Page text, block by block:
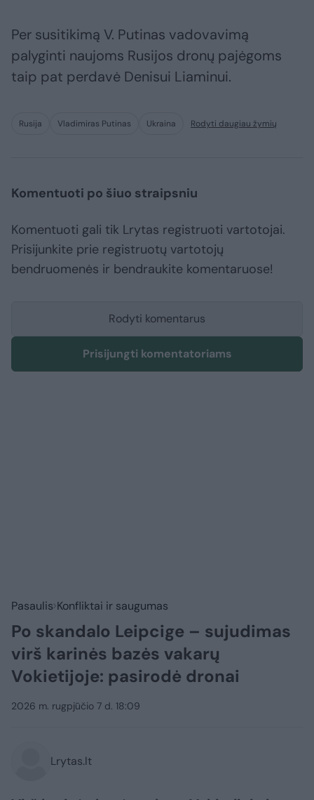
Per susitikimą V. Putinas vadovavimą
palyginti naujoms Rusijos dronų pajėgoms
taip pat perdavė Denisui Liaminui.
Rusija Vladimiras Putinas Ukraina Rodyti daugiau žymių
Komentuoti po šiuo straipsniu
Komentuoti gali tik Lrytas registruoti vartotojai.
Prisijunkite prie registruotų vartotojų
bendruomenės ir bendraukite komentaruose!
Rodyti komentarus
Prisijungti komentatoriams
Pasaulis Konfliktai ir saugumas
Po skandalo Leipcige – sujudimas
virš karinės bazės vakarų
Vokietijoje: pasirodė dronai
2026 m. rugpjūčio 7 d. 18:09
Lrytas.lt